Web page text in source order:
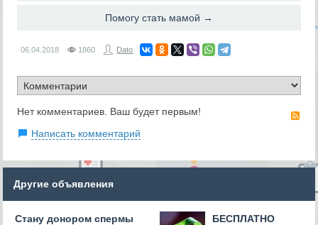
Помогу стать мамой →
06.04.2018 1860 Dato
Нет комментариев. Ваш будет первым!
Написать комментарий
Другие объявления
Стану донором спермы
БЕСПЛАТНО